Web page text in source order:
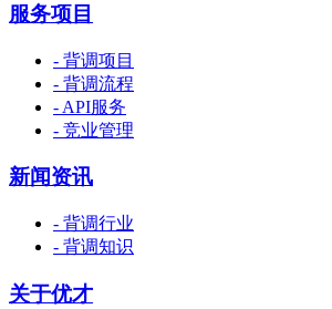
服务项目
- 背调项目
- 背调流程
- API服务
- 竞业管理
新闻资讯
- 背调行业
- 背调知识
关于优才